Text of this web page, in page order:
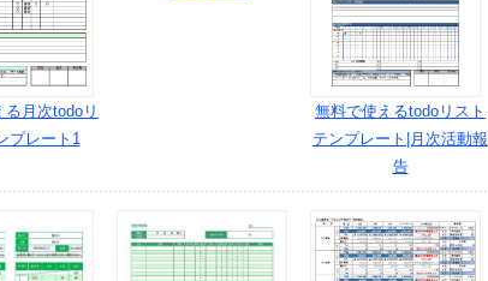
月次todoリ
プレート1
無料で使えるtodoリスト
テンプレート|月次活動報
告